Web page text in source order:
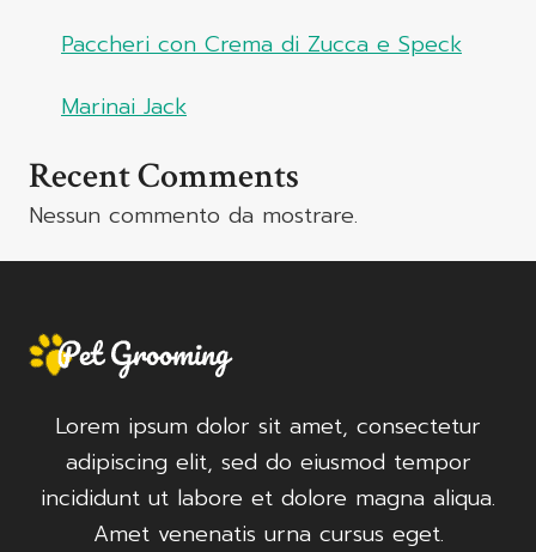
Paccheri con Crema di Zucca e Speck
Marinai Jack
Recent Comments
Nessun commento da mostrare.
Lorem ipsum dolor sit amet, consectetur
adipiscing elit, sed do eiusmod tempor
incididunt ut labore et dolore magna aliqua.
Amet venenatis urna cursus eget.